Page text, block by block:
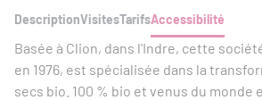
DescriptionVisitesTarifsAccessibilité
Basée à Clion, dans l'Indre, cette
en 1976, est spécialisée dans la
secs bio. 100 % bio et venus du monde